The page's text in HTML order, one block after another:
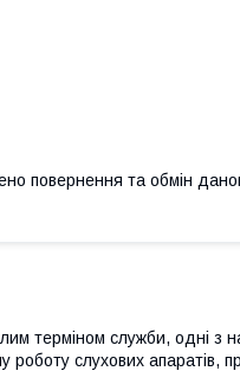
повернення та обмін
терміном служби, одні з
слухових апаратів,